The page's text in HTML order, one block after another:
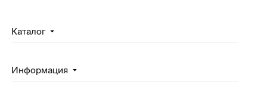
Каталог
Информация